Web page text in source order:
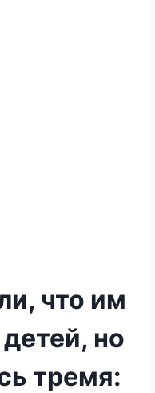
что им
но
тремя: